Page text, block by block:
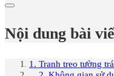
Nội dung bài
1. Tranh treo tường